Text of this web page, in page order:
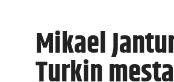
Mikael